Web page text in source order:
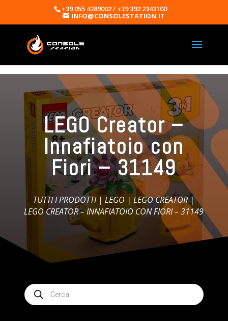
+39 055 4289002 / +39 392 2343100
INFO@CONSOLESTATION.IT
LEGO Creator –
Innafiatoio con
Fiori – 31149
TUTTI I PRODOTTI|LEGO |LEGO CREATOR|
LEGO CREATOR – INNAFIATOIO CON FIORI – 31149
Products
search